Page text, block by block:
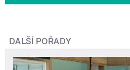
DALŠÍ POŘADY